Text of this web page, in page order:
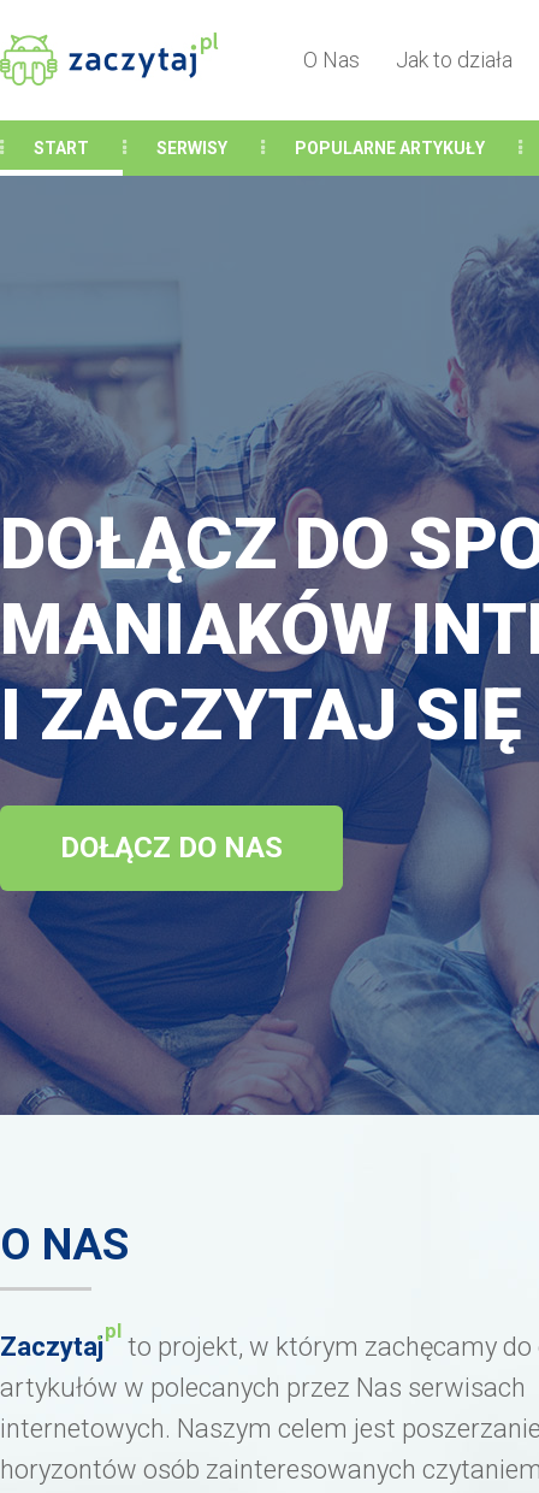
O Nas Jak to działa
START SERWISY POPULARNE ARTYKUŁY
DOŁĄCZ DO
MANIAKÓW
I ZACZYTAJ
DOŁĄCZ DO NAS
O NAS
Zaczytaj.pl
to projekt, w którym zachęcamy
artykułów w polecanych przez Nas serwisach
internetowych. Naszym celem jest
horyzontów osób zainteresowanych